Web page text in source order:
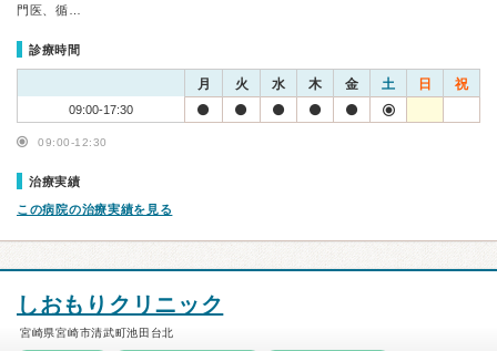
門医、循…
診療時間
月 火 水 木 金 土 日 祝
09:00-17:30
09:00-12:30
治療実績
この病院の治療実績を見る
しおもりクリニック
宮崎県宮崎市清武町池田台北